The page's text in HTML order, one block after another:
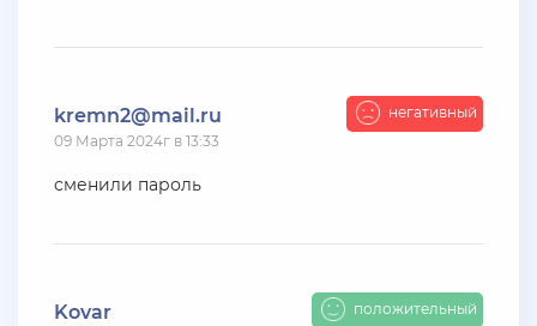
ыхыхыхых
+ 4000 руб 10 Июля 2026г в 18:27
Vlad_Esidisi
насрал
kremn2@mail.ru
09 Марта 2024г в 13:33
негативный
сменили пароль
Kovar положительный